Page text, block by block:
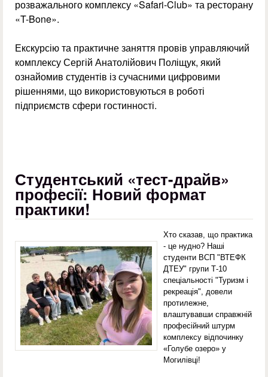
розважального комплексу «Safari-Club» та ресторану
«T-Bone».
Екскурсію та практичне заняття провів управляючий
комплексу Сергій Анатолійович Поліщук, який
ознайомив студентів із сучасними цифровими
рішеннями, що використовуються в роботі
підприємств сфери гостинності.
Студентський «тест-драйв»
професії: Новий формат
практики!
Хто сказав, що практика
- це нудно? Наші
студенти ВСП "ВТЕФК
ДТЕУ" групи Т-10
спеціальності "Туризм і
рекреація", довели
протилежне,
влаштувавши справжній
професійний штурм
комплексу відпочинку
«Голубе озеро» у
Могилівці!